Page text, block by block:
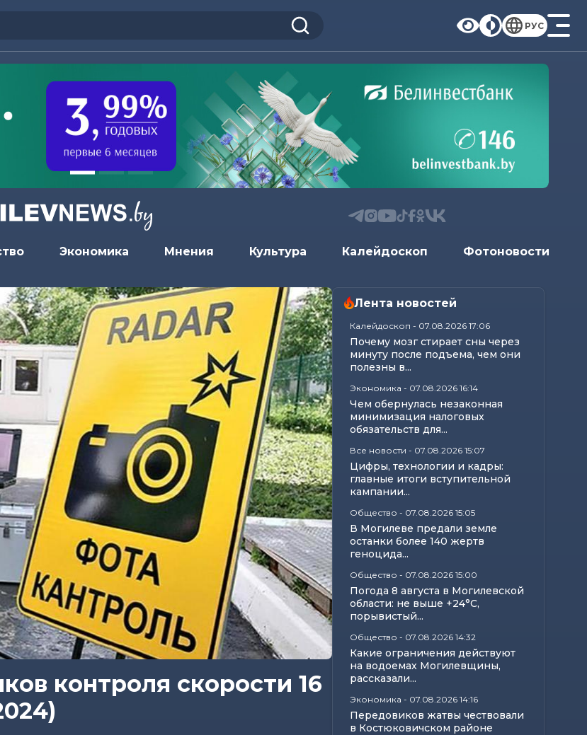
РУС
Экономика Мнения Культура Калейдоскоп Фотоновости
контроля скорости 16
Лента новостей
Калейдоскоп - 07.08.2026 17:06
Почему мозг стирает сны через
минуту после подъема, чем они
полезны в...
Экономика - 07.08.2026 16:14
Чем обернулась незаконная
минимизация налоговых
обязательств для...
Все новости - 07.08.2026 15:07
Цифры, технологии и кадры:
главные итоги вступительной
кампании...
Общество - 07.08.2026 15:05
В Могилеве предали земле
останки более 140 жертв
геноцида...
Общество - 07.08.2026 15:00
Погода 8 августа в Могилевской
области: не выше +24°С,
порывистый...
Общество - 07.08.2026 14:32
Какие ограничения действуют
на водоемах Могилевщины,
рассказали...
Экономика - 07.08.2026 14:16
Передовиков жатвы чествовали
в Костюковичском районе